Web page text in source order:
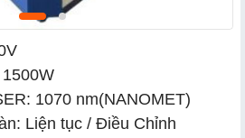
1070 nm(NANOMET)
Liện tục / Điều Chỉnh